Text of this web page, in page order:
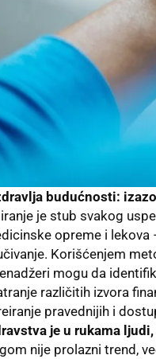
budućnosti:
je stub svakog
opreme i lekova
Korišćenjem
mogu da
različitih izvora
pravednijih i
je u rukama
nije prolazni trend,